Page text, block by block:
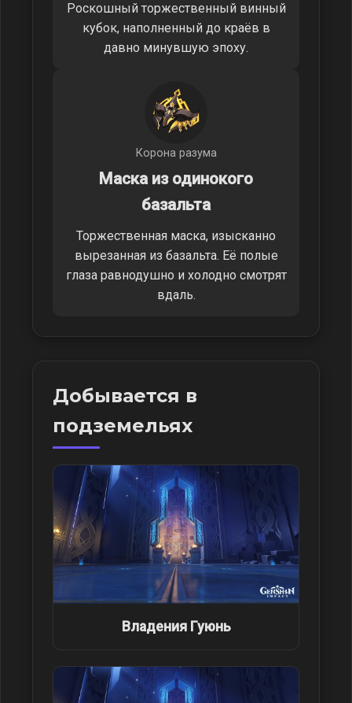
Роскошный торжественный винный
кубок, наполненный до краёв в
давно минувшую эпоху.
Корона разума
Маска из одинокого
базальта
Торжественная маска, изысканно
вырезанная из базальта. Её полые
глаза равнодушно и холодно смотрят
вдаль.
Добывается в
подземельях
Владения Гуюнь